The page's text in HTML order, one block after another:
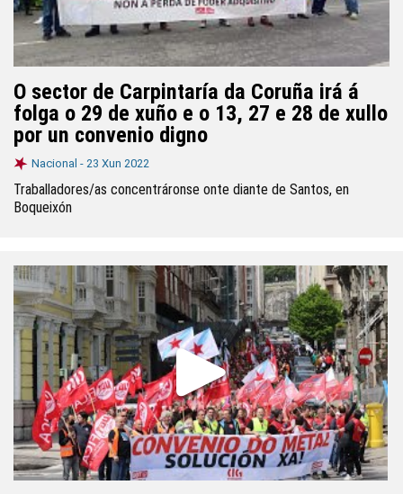
O sector de Carpintaría da Coruña irá á
folga o 29 de xuño e o 13, 27 e 28 de xullo
por un convenio digno
Nacional - 23 Xun 2022
Traballadores/as concentráronse onte diante de Santos, en
Boqueixón